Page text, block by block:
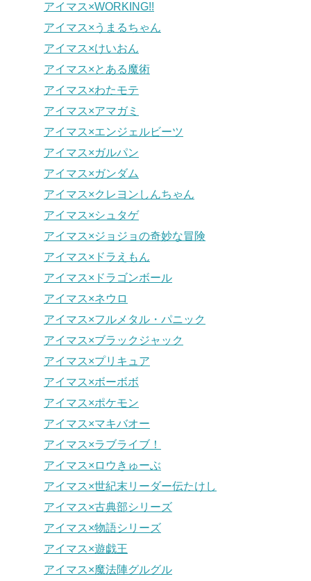
アイマス×WORKING!!
アイマス×うまるちゃん
アイマス×けいおん
アイマス×とある魔術
アイマス×わたモテ
アイマス×アマガミ
アイマス×エンジェルビーツ
アイマス×ガルパン
アイマス×ガンダム
アイマス×クレヨンしんちゃん
アイマス×シュタゲ
アイマス×ジョジョの奇妙な冒険
アイマス×ドラえもん
アイマス×ドラゴンボール
アイマス×ネウロ
アイマス×フルメタル・パニック
アイマス×ブラックジャック
アイマス×プリキュア
アイマス×ボーボボ
アイマス×ポケモン
アイマス×マキバオー
アイマス×ラブライブ！
アイマス×ロウきゅーぶ
アイマス×世紀末リーダー伝たけし
アイマス×古典部シリーズ
アイマス×物語シリーズ
アイマス×遊戯王
アイマス×魔法陣グルグル